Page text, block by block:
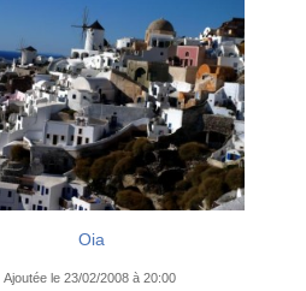
Oia
Ajoutée le 23/02/2008 à 20:00